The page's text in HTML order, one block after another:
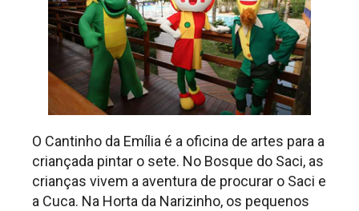
O Cantinho da Emília é a oficina de artes para a
criançada pintar o sete. No Bosque do Saci, as
crianças vivem a aventura de procurar o Saci e
a Cuca. Na Horta da Narizinho, os pequenos